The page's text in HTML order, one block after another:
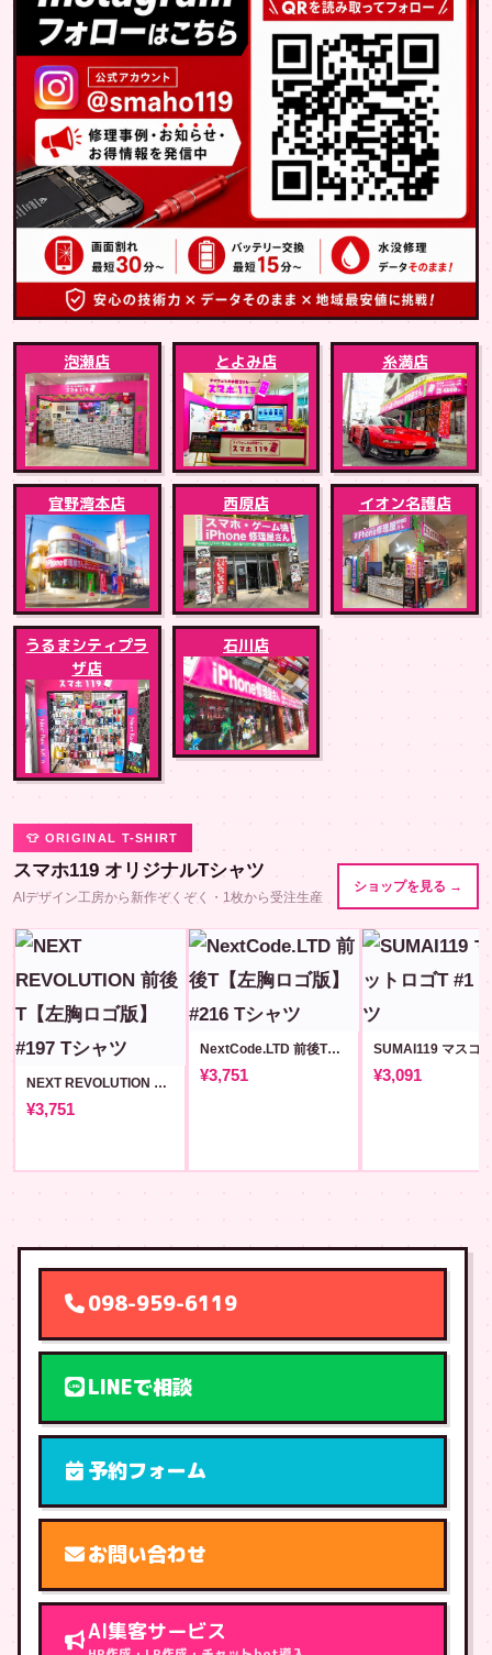
泡瀬店 とよみ店 糸満店
宜野湾本店 西原店 イオン名護店
うるまシティプラ
ザ店
石川店
👕 ORIGINAL T-SHIRT
スマホ119 オリジナルTシャツ
AIデザイン工房から新作ぞくぞく・1枚から受注生産
ショップを見る →
NEXT REVOLUTION 前後T【左胸ロゴ版】#197
¥3,751
NextCode.LTD 前後T【左胸ロゴ版】#216
¥3,751 ¥3,091
098-959-6119
LINEで相談
予約フォーム
お問い合わせ
AI集客サービス